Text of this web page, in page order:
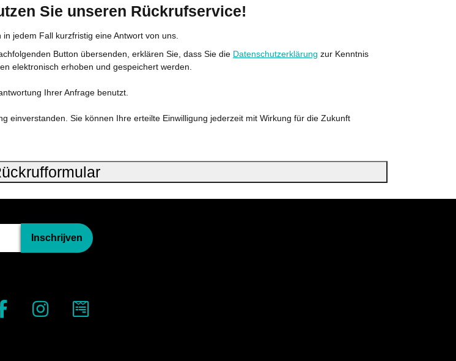
Sie unseren Rückrufservice!
jedem Fall kurzfristig eine Antwort von uns.
Button übersenden, erklären Sie, dass Sie die Datenschutzerklärung zur Kenntnis
elektronisch erhoben und gespeichert werden.
Ihrer Anfrage benutzt.
einverstanden. Sie können Ihre erteilte Einwilligung jederzeit mit Wirkung für die Zukunft
Inschrijven